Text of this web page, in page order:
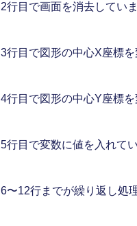
2行目で画面を消去していま
3行目で図形の中心X座標を
4行目で図形の中心Y座標を
5行目で変数に値を入れてい
6〜12行までが繰り返し処